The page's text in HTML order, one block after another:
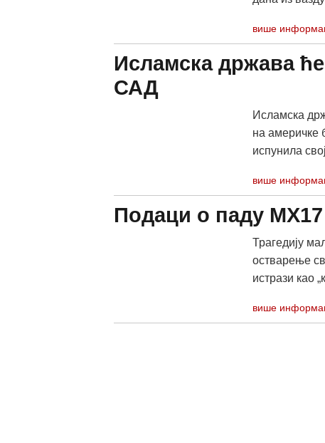
више
Исламска држава
САД
Исламска
на америчке
испунила
више
Подаци о паду МХ17
Трагедију
остварење
истрази као
више